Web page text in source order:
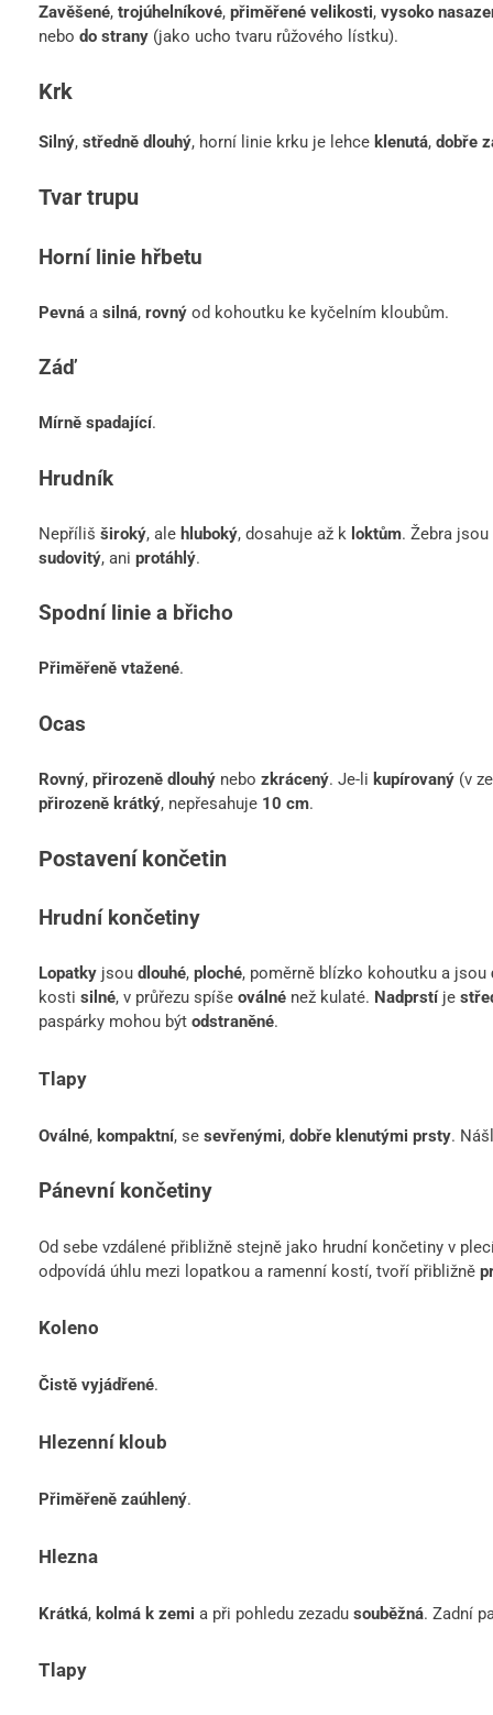
Zavěšené, trojúhelníkové, přiměřené velikosti, vysoko
nebo do strany (jako ucho tvaru růžového lístku).
Krk
Silný, středně dlouhý, horní linie krku je lehce klenutá, dobře
Tvar trupu
Horní linie hřbetu
Pevná a silná, rovný od kohoutku ke kyčelním kloubům.
Záď
Mírně spadající.
Hrudník
Nepříliš široký, ale hluboký, dosahuje až k loktům. Žebra jsou
sudovitý, ani protáhlý.
Spodní linie a břicho
Přiměřeně vtažené.
Ocas
Rovný, přirozeně dlouhý nebo zkrácený. Je-li kupírovaný (v
přirozeně krátký, nepřesahuje 10 cm.
Postavení končetin
Hrudní končetiny
Lopatky jsou dlouhé, ploché, poměrně blízko kohoutku a jsou
kosti silné, v průřezu spíše oválné než kulaté. Nadprstíje
paspárky mohou být odstraněné.
Tlapy
Oválné, kompaktní, se sevřenými, dobře klenutými prsty.
Pánevní končetiny
Od sebe vzdálené přibližně stejně jako hrudní končetiny v
odpovídá úhlu mezi lopatkou a ramenní kostí, tvoří přibližně
Koleno
Čistě vyjádřené.
Hlezenní kloub
Přiměřeně zaúhlený.
Hlezna
Krátká, kolmá k zemi a při pohledu zezadu souběžná. Zadní
Tlapy